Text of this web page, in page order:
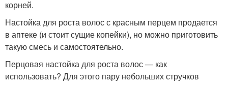
корней.
Настойка для роста волос с красным перцем продается
в аптеке (и стоит сущие копейки), но можно приготовить
такую смесь и самостоятельно.
Перцовая настойка для роста волос — как
использовать? Для этого пару небольших стручков